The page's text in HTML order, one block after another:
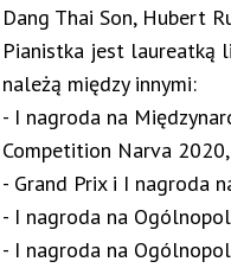
Dang Thai Son, Hubert
Pianistka jest laureatką
należą między innymi:
- I nagroda na
Competition Narva 2020,
- Grand Prix i I nagroda
- I nagroda na
- I nagroda na